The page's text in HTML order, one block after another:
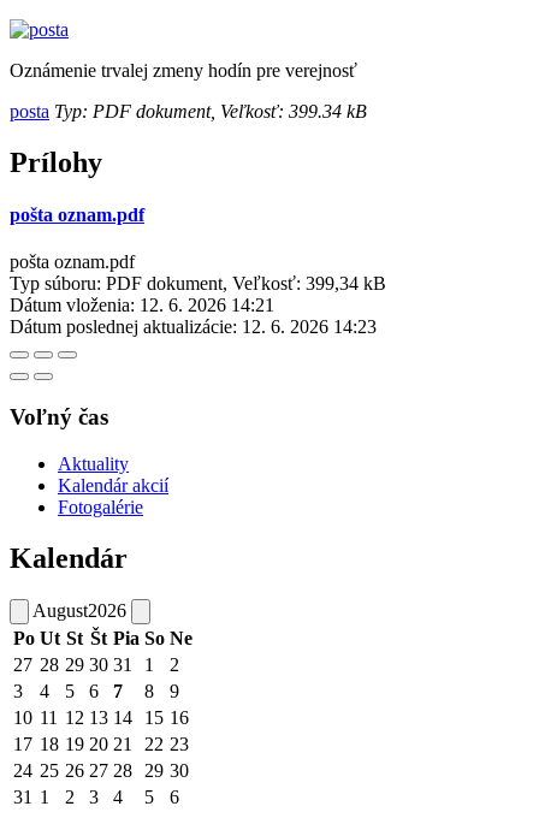
Oznámenie trvalej zmeny hodín pre verejnosť
posta Typ: PDF dokument, Veľkosť: 399.34 kB
Prílohy
pošta oznam.pdf
pošta oznam.pdf
Typ súboru: PDF dokument, Veľkosť: 399,34 kB
Dátum vloženia: 12. 6. 2026 14:21
Dátum poslednej aktualizácie: 12. 6. 2026 14:23
Voľný čas
Aktuality
Kalendár akcií
Fotogalérie
Kalendár
August2026
Po Ut St Št Pia So Ne
27 28 29 30 31 1
2
3
4 5 6 7 8
9
10 11 12 13 14 15 16
17 18 19 20 21 22 23
24 25 26 27 28 29 30
31 1 2 3 4 5 6